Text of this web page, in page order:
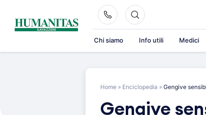
content
Chi siamo Info utili Medici
Home » Enciclopedia » Gengive
Gengive